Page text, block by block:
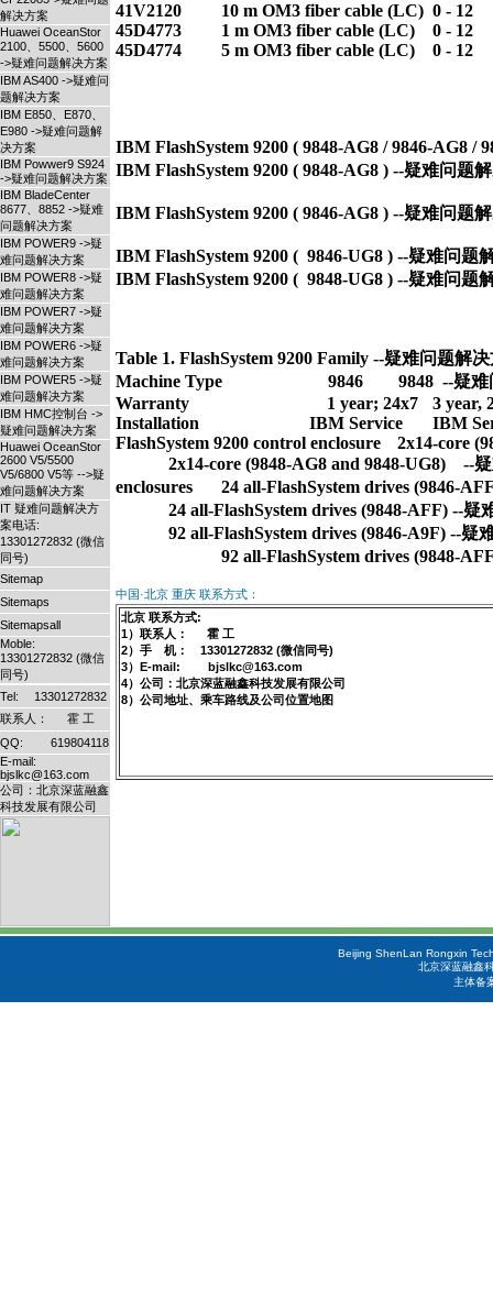
解决方案
Huawei OceanStor
2100、5500、5600
->疑难问题解决方案
IBM AS400 ->疑难问
题解决方案
IBM E850、E870、
E980 ->疑难问题解
决方案
IBM Powwer9 S924
->疑难问题解决方案
IBM BladeCenter
8677、8852 ->疑难
问题解决方案
IBM POWER9 ->疑
难问题解决方案
IBM POWER8 ->疑
难问题解决方案
IBM POWER7 ->疑
难问题解决方案
IBM POWER6 ->疑
难问题解决方案
IBM POWER5 ->疑
难问题解决方案
IBM HMC控制台 ->
疑难问题解决方案
Huawei OceanStor
2600 V5/5500
V5/6800 V5等 -->疑
难问题解决方案
IT 疑难问题解决方
案电话:
13301272832 (微信
同号)
Sitemap
Sitemaps
Sitemapsall
Moble:
13301272832 (微信
同号)
Tel: 13301272832
联系人： 霍 工
QQ: 619804118
E-mail:
bjslkc@163.com
公司：北京深蓝融鑫
科技发展有限公司
41V2120 	10 m OM3 fiber cable (LC) 	0 - 12
45D4773 	1 m OM3 fiber cable (LC) 	0 - 12
45D4774 	5 m OM3 fiber cable (LC) 	0 - 12
IBM FlashSystem 9200 ( 9848-AG8 / 9846-AG8 /
IBM FlashSystem 9200 ( 9848-AG8 ) --疑难问题
IBM FlashSystem 9200 ( 9846-AG8 ) --疑难问题
IBM FlashSystem 9200 (  9846-UG8 ) --疑难问题
Table 1. FlashSystem 9200 Family --疑难问题解
Machine Type                        9846        9848  --疑
Warranty 	                        1 year; 24x7 	3 year, 24x7
Installation 	                    IBM Service 	IBM Service
FlashSystem 9200 control enclosure 	2x14-core (9846-AG8)
2x14-core (9848-AG8 and 9848-UG8)
enclosures 	24 all-FlashSystem drives (9846-AFF) --疑难问题解决方案
24 all-FlashSystem drives (9848-AFF)
92 all-FlashSystem drives (9846-A9F) --
中国·北京 重庆 联系方式：
北京 联系方式:
1）联系人： 霍 工
2）手 机： 13301272832 (微信同号)
3）E-mail: bjslkc@163.com
4）公司：北京深蓝融鑫科技发展有限公司
8）公司地址、乘车路线及公司位置地图
Beijing ShenLan Rongxin
北京深蓝融鑫
主体备